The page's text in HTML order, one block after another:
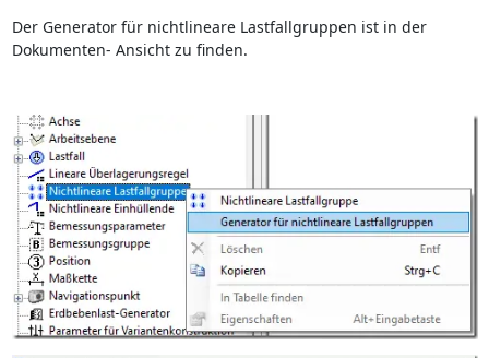
Der Generator für nichtlineare Lastfallgruppen ist in der
Dokumenten- Ansicht zu finden.